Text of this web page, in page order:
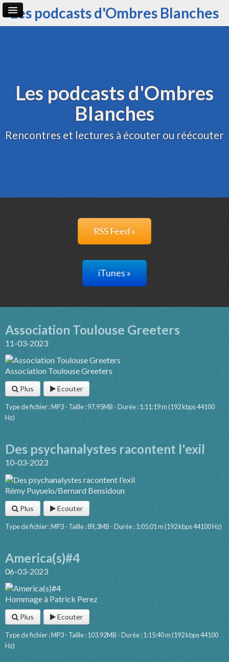
Les podcasts d'Ombres Blanches
Les podcasts d'Ombres
Blanches
Rencontres et lectures à écouter ou réécouter
RSS Feed »
iTunes »
Association Toulouse Greeters
11-03-2023
Association Toulouse Greeters
Plus Ecouter
Type de fichier : MP3 - Taille : 97,95MB - Durée : 1:11:19 m (192 kbps 44100
Hz)
Des psychanalystes racontent l'exil
10-03-2023
Rémy Puyuelo/Bernard Bensidoun
Plus Ecouter
Type de fichier : MP3 - Taille : 89,3MB - Durée : 1:05:01 m (192 kbps 44100 Hz)
America(s)#4
06-03-2023
Hommage à Patrick Perez
Plus Ecouter
Type de fichier : MP3 - Taille : 103,92MB - Durée : 1:15:40 m (192 kbps 44100
Hz)